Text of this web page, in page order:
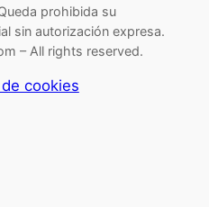
prohibida su
sin autorización expresa.
– All rights reserved.
cookies